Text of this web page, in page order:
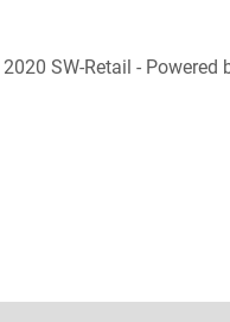
SW-Retail - Powered